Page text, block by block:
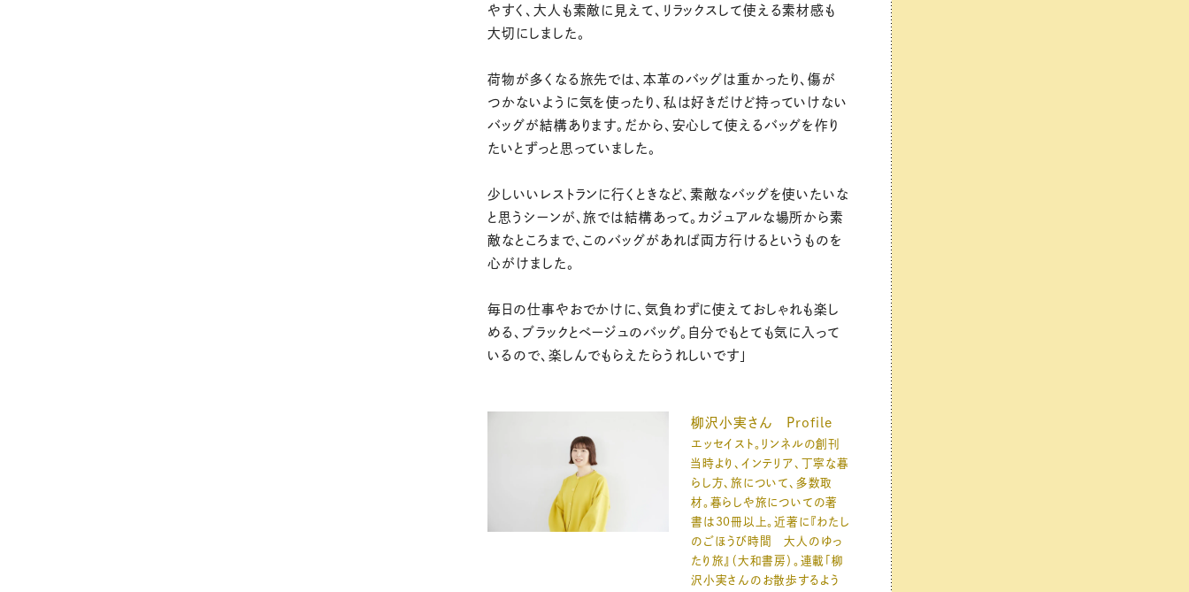
やすく、大人も素敵に見えて、リラックスして使える素材感も
大切にしました。
荷物が多くなる旅先では、本革のバッグは重かったり、傷が
つかないように気を使ったり、私は好きだけど持っていけない
バッグが結構あります。だから、安心して使えるバッグを作り
たいとずっと思っていました。
少しいいレストランに行くときなど、素敵なバッグを使いたいな
と思うシーンが、旅では結構あって。カジュアルな場所から素
敵なところまで、このバッグがあれば両方行けるというものを
心がけました。
毎日の仕事やおでかけに、気負わずに使えておしゃれも楽し
める、ブラックとベージュのバッグ。自分でもとても気に入って
いるので、楽しんでもらえたらうれしいです」
柳沢小実さん Profile
エッセイスト。リンネルの創刊
当時より、インテリア、丁寧な暮
らし方、旅について、多数取
材。暮らしや旅についての著
書は30冊以上。近著に『わたし
のごほうび時間 大人のゆっ
たり旅』（大和書房）。連載「柳
沢小実さんのお散歩するよう